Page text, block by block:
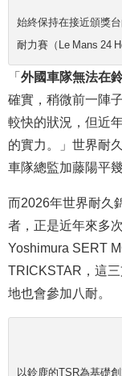
始終保持在接近頒獎
耐力賽（Le Mans 24
「 外國車隊無法在
確實，稍微前一陣
較快的狀況，但近
的實力。」世界耐
車隊總監加藤陽平
而2026年世界耐久
者，正是近年來多
Yoshimura SERT
TRICKSTAR，這
地也會參加八耐。
以鈴鹿的TSR為基礎